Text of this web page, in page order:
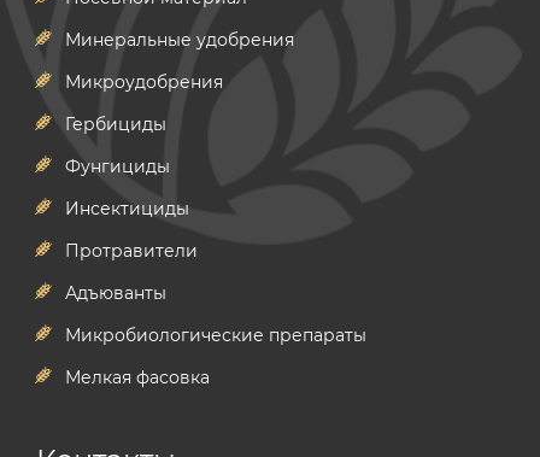
Минеральные удобрения
Микроудобрения
Гербициды
Фунгициды
Инсектициды
Протравители
Адъюванты
Микробиологические препараты
Мелкая фасовка